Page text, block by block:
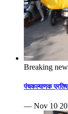
Breaking
पंचकल्याणक
— Nov 10